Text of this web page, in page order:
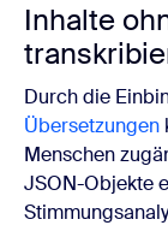
Inhalte
Durch die
Übersetzungen
Menschen
JSON-Objekte